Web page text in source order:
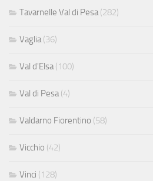
Tavarnelle Val di Pesa(282)
Vaglia(36)
Val d'Elsa(100)
Val di Pesa(4)
Valdarno Fiorentino (58)
Vicchio (42)
Vinci (128)